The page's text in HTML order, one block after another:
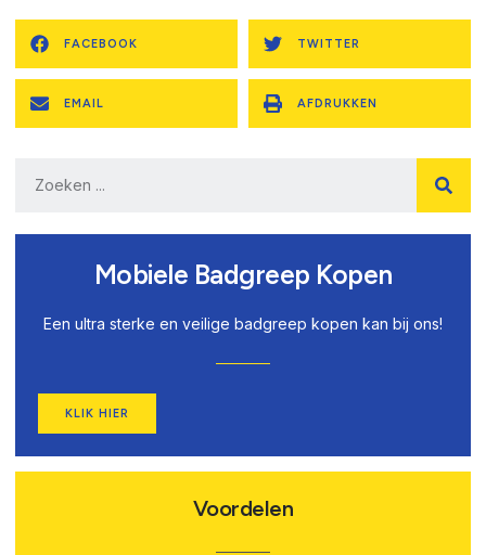
FACEBOOK TWITTER
EMAIL AFDRUKKEN
Mobiele Badgreep Kopen
Een ultra sterke en veilige badgreep kopen kan bij ons!
KLIK HIER
Voordelen